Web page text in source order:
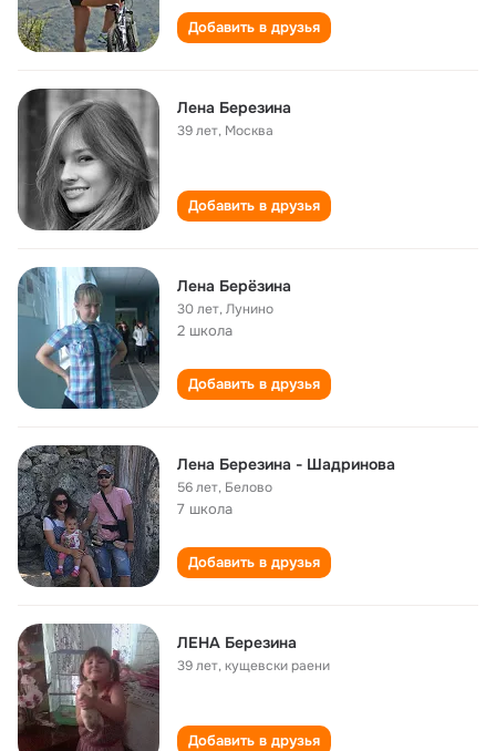
Добавить в друзья
Лена Березина
39 лет, Москва
Добавить в друзья
Лена Берёзина
30 лет,Лунино
2 школа
Добавить в друзья
Лена Березина - Шадринова
56 лет, Белово
7 школа
Добавить в друзья
ЛЕНА Березина
39 лет,кущевски раени
Добавить в друзья